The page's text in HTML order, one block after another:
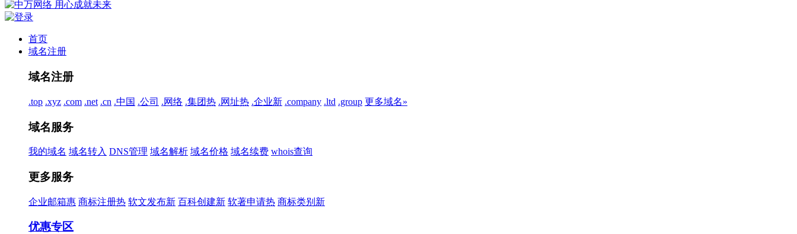
首页
域名注册
域名注册
.top .xyz .com .net .cn .中国 .公司 .网络 .集团热 .网址热 .企业新 .company .ltd .group 更多域名»
域名服务
我的域名 域名转入 DNS管理 域名解析 域名价格 域名续费 whois查询
更多服务
企业邮箱惠 商标注册热 软文发布新 百科创建新 软著申请热 商标类别 新
优惠专区